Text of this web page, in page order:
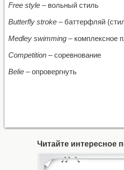
Free style – вольный стиль
Butterfly stroke – баттерфляй
Medley swimming – комплексное
Competition – соревнование
Belie – опровергнуть
Читайте интересное